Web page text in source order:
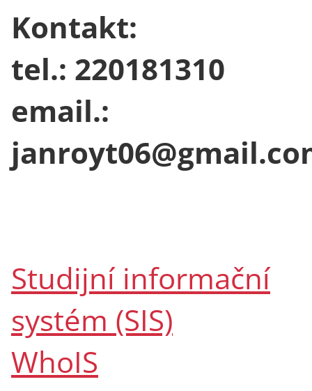
Kontakt:
tel.: 220181310
email.:
Studijní informační
systém (SIS)
WhoIS